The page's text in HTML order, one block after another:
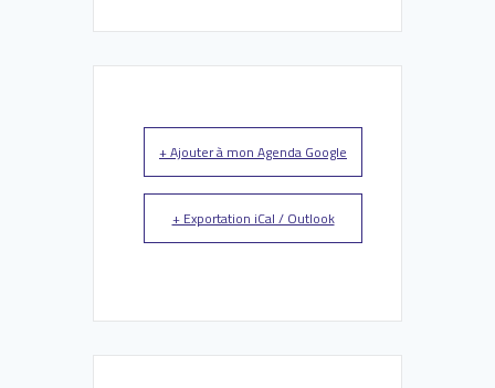
+ Ajouter à mon Agenda Google
+ Exportation iCal / Outlook